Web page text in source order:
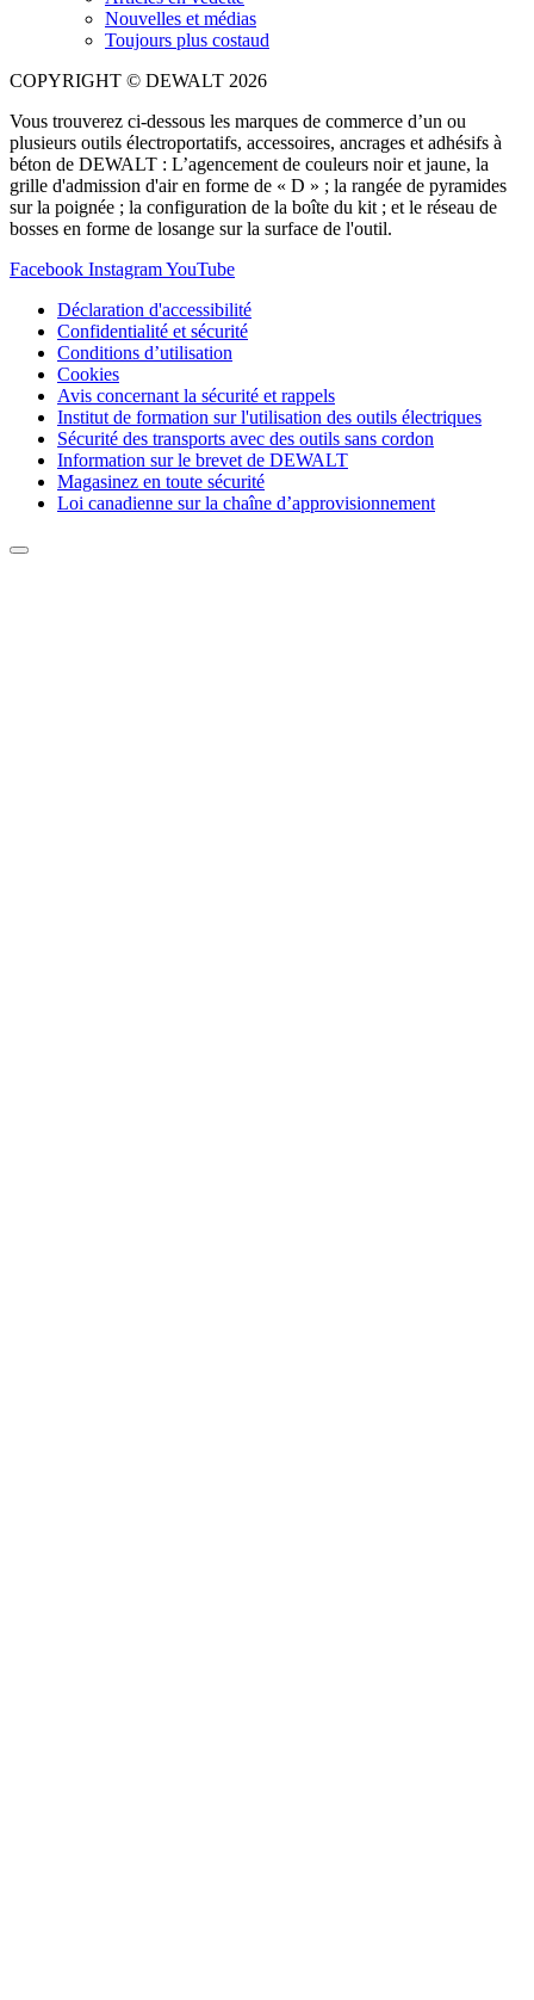
Nouvelles et médias
Toujours plus costaud
COPYRIGHT © DEWALT 2026
Vous trouverez ci-dessous les marques de commerce d’un ou
plusieurs outils électroportatifs, accessoires, ancrages et adhésifs à
béton de DEWALT : L’agencement de couleurs noir et jaune, la
grille d'admission d'air en forme de « D » ; la rangée de pyramides
sur la poignée ; la configuration de la boîte du kit ; et le réseau de
bosses en forme de losange sur la surface de l'outil.
Facebook InstagramYouTube
Déclaration d'accessibilité
Confidentialité et sécurité
Conditions d’utilisation
Cookies
Avis concernant la sécurité et rappels
Institut de formation sur l'utilisation des outils électriques
Sécurité des transports avec des outils sans cordon
Information sur le brevet de DEWALT
Magasinez en toute sécurité
Loi canadienne sur la chaîne d’approvisionnement